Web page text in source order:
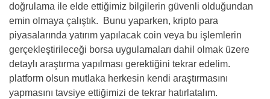
doğrulama ile elde ettiğimiz bilgilerin güvenli olduğundan
emin olmaya çalıştık. Bunu yaparken, kripto para
piyasalarında yatırım yapılacak coin veya bu işlemlerin
gerçekleştirileceği borsa uygulamaları dahil olmak üzere
detaylı araştırma yapılması gerektiğini tekrar edelim.
platform olsun mutlaka herkesin kendi araştırmasını
yapmasını tavsiye ettiğimizi de tekrar hatırlatalım.